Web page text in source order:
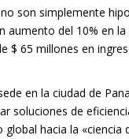
son simplemente
aumento del 10% en
$ 65 millones en
en la ciudad de
soluciones de
hacia la «ciencia